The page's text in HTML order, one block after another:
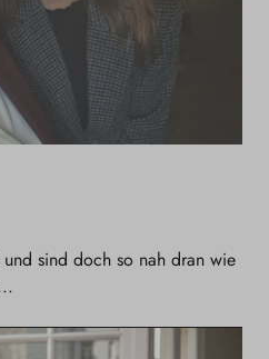
sind doch so nah dran wie